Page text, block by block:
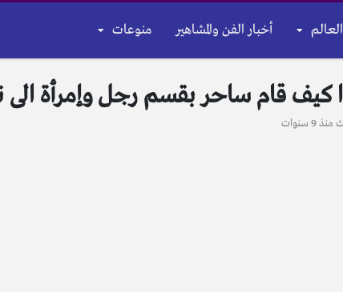
أخبار الفن والمشاهير منوعات
كيف قام ساحر بقسم رجل وإمرأة
منذ 9 سنوات